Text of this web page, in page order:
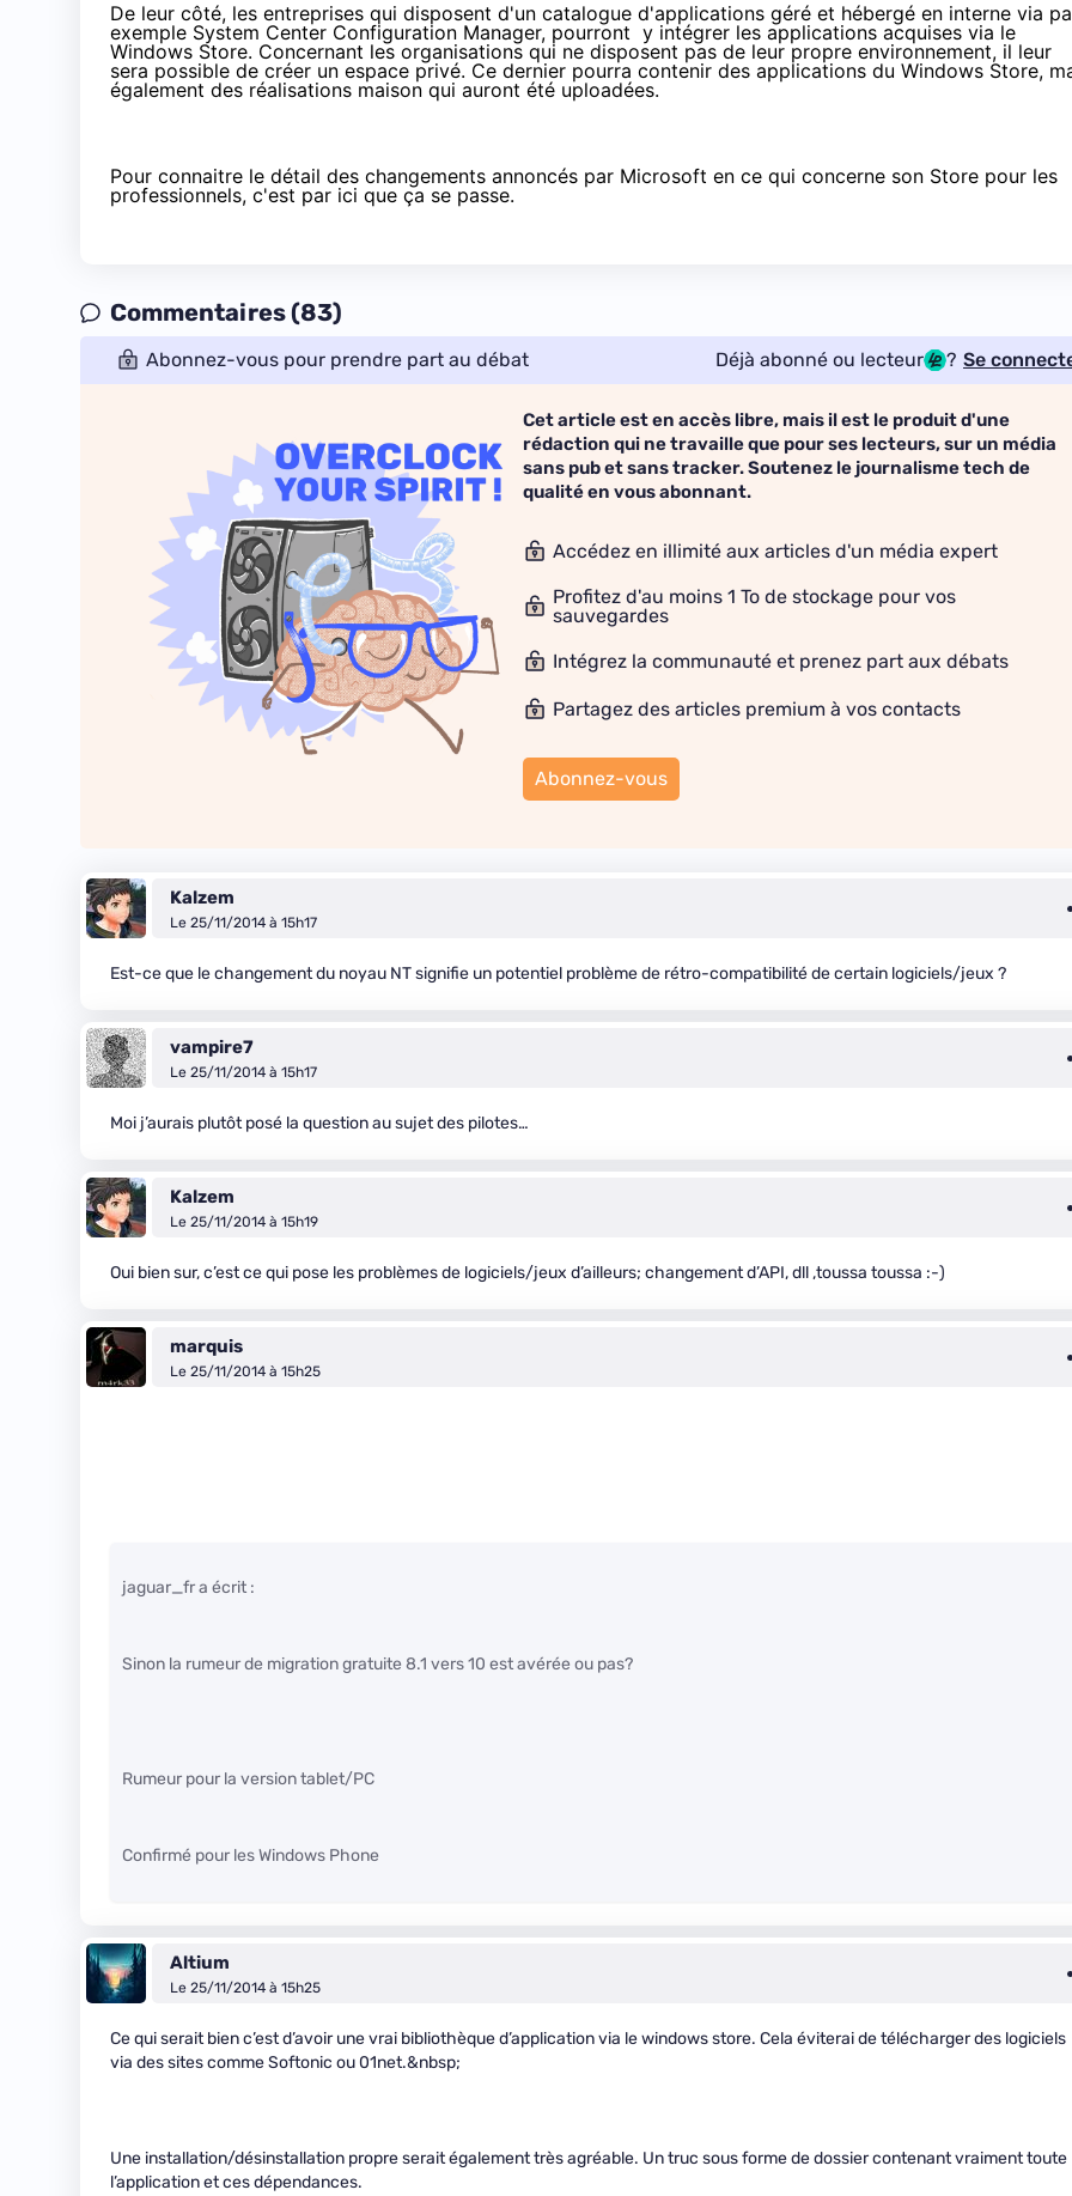
De leur côté, les entreprises qui disposent d'un catalogue d'applications géré et hébergé en interne via
exemple System Center Configuration Manager, pourront y intégrer les applications acquises via le
Windows Store. Concernant les organisations qui ne disposent pas de leur propre environnement, il leur
sera possible de créer un espace privé. Ce dernier pourra contenir des applications du Windows Store,
également des réalisations maison qui auront été uploadées.
Pour connaitre le détail des changements annoncés par Microsoft en ce qui concerne son Store pour les
professionnels, c'est par ici que ça se passe.
Commentaires (83)
Abonnez-vous pour prendre part au débat Déjà abonné ou lecteur ? Se
Cet article est en accès libre, mais il est le produit d'une
rédaction qui ne travaille que pour ses lecteurs, sur un média
sans pub et sans tracker. Soutenez le journalisme tech de
qualité en vous abonnant.
Accédez en illimité aux articles d'un média expert
Profitez d'au moins 1 To de stockage pour vos
sauvegardes
Intégrez la communauté et prenez part aux débats
Partagez des articles premium à vos contacts
Abonnez-vous
Kalzem
Le 25/11/2014 à 15h17
Est-ce que le changement du noyau NT signifie un potentiel problème de rétro-compatibilité de certain logiciels/jeux ?
vampire7
Le 25/11/2014 à 15h17
Moi j’aurais plutôt posé la question au sujet des pilotes…
Kalzem
Le 25/11/2014 à 15h19
Oui bien sur, c’est ce qui pose les problèmes de logiciels/jeux d’ailleurs; changement d’API, dll ,toussa toussa :-)
marquis
Le 25/11/2014 à 15h25
jaguar_fr a écrit :
Sinon la rumeur de migration gratuite 8.1 vers 10 est avérée ou pas?
Rumeur pour la version tablet/PC
Confirmé pour les Windows Phone
Altium
Le 25/11/2014 à 15h25
Ce qui serait bien c’est d’avoir une vrai bibliothèque d’application via le windows store. Cela éviterai de télécharger des logiciels
via des sites comme Softonic ou 01net.&nbsp;
Une installation/désinstallation propre serait également très agréable. Un truc sous forme de dossier contenant vraiment toute
l’application et ces dépendances.